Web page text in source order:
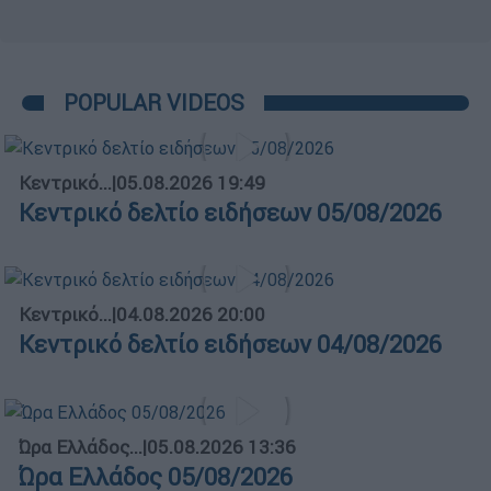
POPULAR VIDEOS
Κεντρικό...|05.08.2026 19:49
Κεντρικό δελτίο ειδήσεων 05/08/2026
Κεντρικό...|04.08.2026 20:00
Κεντρικό δελτίο ειδήσεων 04/08/2026
Ώρα Ελλάδος...|05.08.2026 13:36
Ώρα Ελλάδος 05/08/2026